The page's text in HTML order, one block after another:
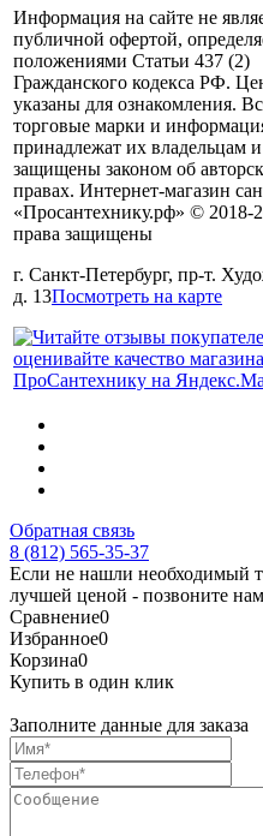
Информация на сайте не
публичной офертой,
положениями Статьи 437 (2)
Гражданского кодекса РФ.
указаны для ознакомления.
торговые марки и
принадлежат их владельцам и
защищены законом об
правах. Интернет-магазин
«Просантехнику.рф» © 2018-
права защищены
г. Санкт-Петербург, пр-т.
д. 13Посмотреть на карте
Обратная связь
8 (812) 565-35-37
Если не нашли необходимый
лучшей ценой - позвоните
Сравнение0
Избранное0
Корзина0
Купить в один клик
Заполните данные для заказа